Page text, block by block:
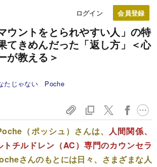
ログイン
ウントをとられやすい人」の特
てきめんだった「返し方」＜心
が教える＞
たじゃない Poche
（ポッシュ）さんは、 人間関係、
チルドレン（AC）専門のカウンセラ
さんのもとには日々、さまざまな人